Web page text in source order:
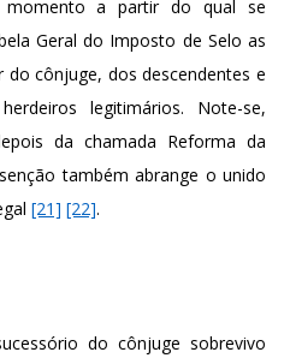
momento a partir do qual se
Geral do Imposto de Selo as
cônjuge, dos descendentes e
legitimários. Note-se,
da chamada Reforma da
também abrange o unido
[21] [22].
do cônjuge sobrevivo